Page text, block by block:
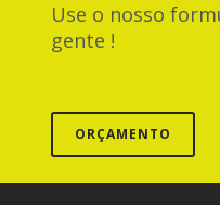
Use o nosso
gente !
ORÇAMENTO